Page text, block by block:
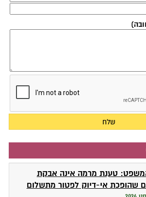
טענת מרמה אינה אבקת
שהופכת אי-דיוק לפטור מתשלום